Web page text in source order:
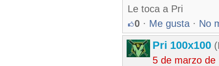
Le toca a Pri
0 · Me gusta · No
Pri 100x100
5 de marzo de